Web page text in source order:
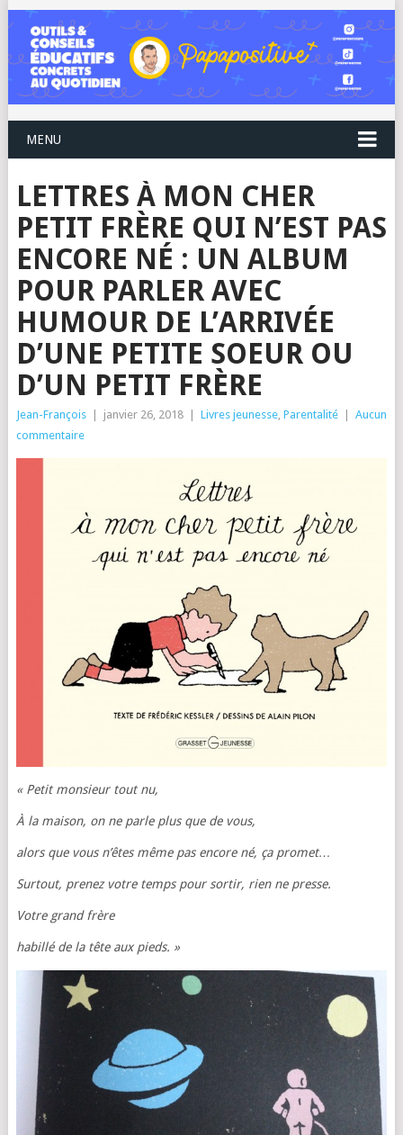
MENU
LETTRES À MON CHER
PETIT FRÈRE QUI N’EST PAS
ENCORE NÉ : UN ALBUM
POUR PARLER AVEC
HUMOUR DE L’ARRIVÉE
D’UNE PETITE SOEUR OU
D’UN PETIT FRÈRE
Jean-François janvier 26, 2018 Livres jeunesse, Parentalité
Aucun
commentaire
« Petit monsieur tout nu,
À la maison, on ne parle plus que de vous,
alors que vous n’êtes même pas encore né, ça promet…
Surtout, prenez votre temps pour sortir, rien ne presse.
Votre grand frère
habillé de la tête aux pieds. »